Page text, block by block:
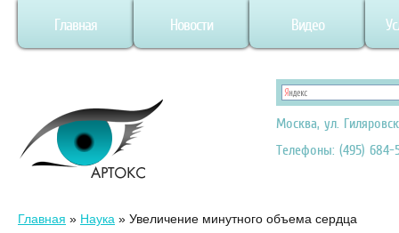
Главная Новости Видео
Москва, ул.
Телефоны: (495) 684-
Главная » Наука » Увеличение минутного объема сердца